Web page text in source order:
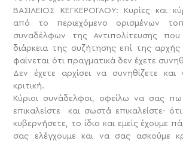
ΒΑΣΙΛΕΙΟΣ ΚΕΓΚΕΡΟΓΛΟΥ: Κυρίες και
από το περιεχόμενο ορισμένων
συναδέλφων της Αντιπολίτευσης
διάρκεια της συζήτησης επί της αρχής
φαίνεται ότι πραγματικά δεν έχετε
Δεν έχετε αρχίσει να συνηθίζετε και
κριτική.
Κύριοι συνάδελφοι, οφείλω να σας
επικαλείστε και σωστά επικαλείστε-
κυβερνήσετε, το ίδιο και εμείς έχουμε
σας ελέγχουμε και να σας ασκούμε